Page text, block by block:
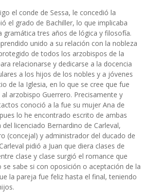
el conde de Sessa, le concedió la
el grado de Bachiller, lo que implicaba
gramática tres años de lógica y filosofía.
unido a su relación con la nobleza
de todos los arzobispos de la
relacionarse y dedicarse a la docencia
a los hijos de los nobles y a jóvenes
de la Iglesia, en lo que se cree que fue
arzobispo Guerrero. Precisamente y
conoció a la fue su mujer Ana de
lo he encontrado escrito de ambas
licenciado Bernardino de Carleval,
(concejal) y administrador del ducado de
pidió a Juan que diera clases de
clase y clase surgió el romance que
se sabe si con oposición o aceptación de la
la pareja fue feliz hasta el final, teniendo